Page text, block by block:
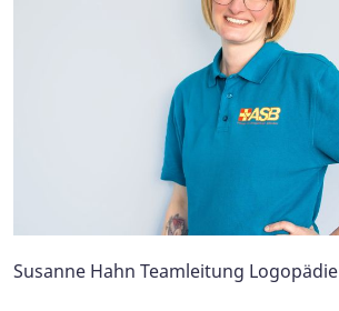
Susanne Hahn Teamleitung Logopädie